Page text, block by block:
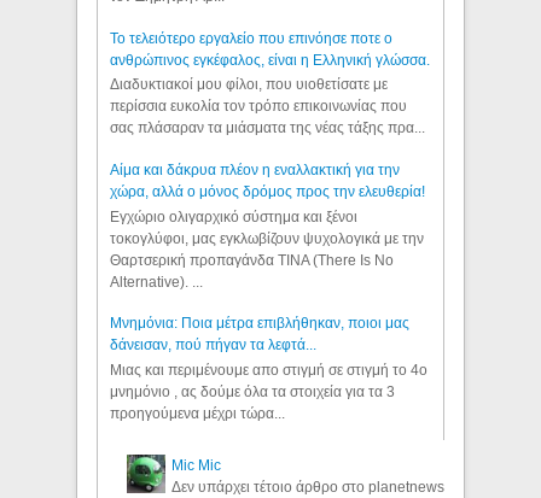
Το τελειότερο εργαλείο που επινόησε ποτε ο
ανθρώπινος εγκέφαλος, είναι η Ελληνική γλώσσα.
Διαδυκτιακοί μου φίλοι, που υιοθετίσατε με
περίσσια ευκολία τον τρόπο επικοινωνίας που
σας πλάσαραν τα μιάσματα της νέας τάξης πρα...
Αίμα και δάκρυα πλέον η εναλλακτική για την
χώρα, αλλά ο μόνος δρόμος προς την ελευθερία!
Εγχώριο ολιγαρχικό σύστημα και ξένοι
τοκογλύφοι, μας εγκλωβίζουν ψυχολογικά με την
Θαρτσερική προπαγάνδα TINA (There Is No
Alternative). ...
Μνημόνια: Ποια μέτρα επιβλήθηκαν, ποιοι μας
δάνεισαν, πού πήγαν τα λεφτά...
Μιας και περιμένουμε απο στιγμή σε στιγμή το 4ο
μνημόνιο , ας δούμε όλα τα στοιχεία για τα 3
προηγούμενα μέχρι τώρα...
Mic Mic
Δεν υπάρχει τέτοιο άρθρο στο planetnews